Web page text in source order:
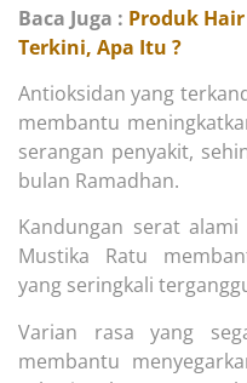
Baca Juga : Produk
Terkini, Apa Itu ?
Antioksidan yang
membantu
serangan penyakit,
bulan Ramadhan.
Kandungan serat
Mustika Ratu
yang seringkali
Varian rasa yang
membantu